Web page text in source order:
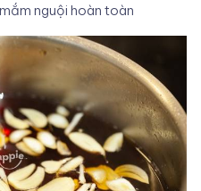
nguội hoàn toàn